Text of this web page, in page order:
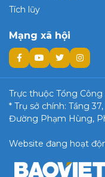
Tích lũy
Mạng xã hội
Trực thuộc Tổng
* Trụ sở chính: Tầng
Đường Phạm Hùng,
Website đang hoạt